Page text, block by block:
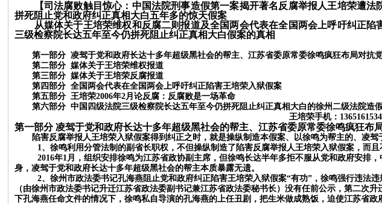
【司法腐败触目惊心： 中国法院刑事造假第一案揭开著名反腐举报人王培荣遭法
拼死阻止党和政府纠正真相大白五年多的惊天假案
从媒体关于王培荣维权和反腐二则报道及全国两会代表在全国两会上呼吁纠正陷
三级检察院长达五年至今仍拼死阻止纠正真相大白假案的真相
第一部分 凌驾于党和政府长达十多年超级黑社会的帮主、江苏省委原常委徐鸣疯狂布局对
第二部分 媒体关于王培荣维权报道
第三部分 媒体关于王培荣反腐报道
第四部分 全国两会代表在全国两会上呼吁纠正陷害王培荣入狱假案
第五部分 王培荣2006年2月 论反腐： 反腐败是一场革命
第六部分 中国四级法院三级检察院长达五年至今仍拼死阻止纠正真相大白的徐州二级法院造
王培荣手机：
第一部分 凌驾于党和政府长达十多年超级黑社会的帮主、江苏省委原常委徐鸣疯狂
陷害反腐举报人王培荣入狱假案得到纠正之时，就是操纵制造本假案、 以徐鸣为帮主的、凌驾
1、徐鸣利用分管法制的副省长职权，不但操纵制造了陷害反腐举报人王培荣入狱假案，而
2016年1月，组织安排徐鸣为江苏省政协副主席，但徐鸣长达半年多拒不服从党和政府安排
身 ，凌驾于党和政府长达十多年超级黑社会的帮主本质暴露无遗。
2、 徐州市政法委书记孔海燕阻止党和政府纠正陷害王培荣入狱假案“有功”，徐鸣强行违法
（由徐州市政法委书记升迁江苏省政法委副书记兼江苏省政法委秘书长）没有任前公示，第二次
下孔海燕任命文件的情况下，徐鸣私自导演的孔海燕的上任丑剧，把生米做成熟饭，迫使江苏省